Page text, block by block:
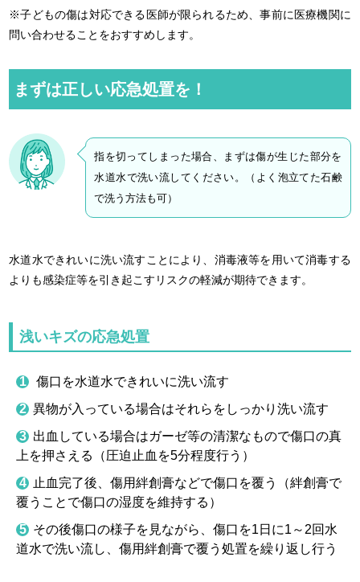
※子どもの傷は対応できる医師が限られるため、事前に医療機関に
問い合わせることをおすすめします。
まずは正しい応急処置を！
指を切ってしまった場合、まずは傷が生じた部分を
水道水で洗い流してください。（よく泡立てた石鹸
で洗う方法も可）
水道水できれいに洗い流すことにより、消毒液等を用いて消毒する
よりも感染症等を引き起こすリスクの軽減が期待できます。
浅いキズの応急処置
傷口を水道水できれいに洗い流す
異物が入っている場合はそれらをしっかり洗い流す
出血している場合はガーゼ等の清潔なもので傷口の真
上を押さえる（圧迫止血を5分程度行う）
止血完了後、傷用絆創膏などで傷口を覆う（絆創膏で
覆うことで傷口の湿度を維持する）
その後傷口の様子を見ながら、傷口を1日に1～2回水
道水で洗い流し、傷用絆創膏で覆う処置を繰り返し行う